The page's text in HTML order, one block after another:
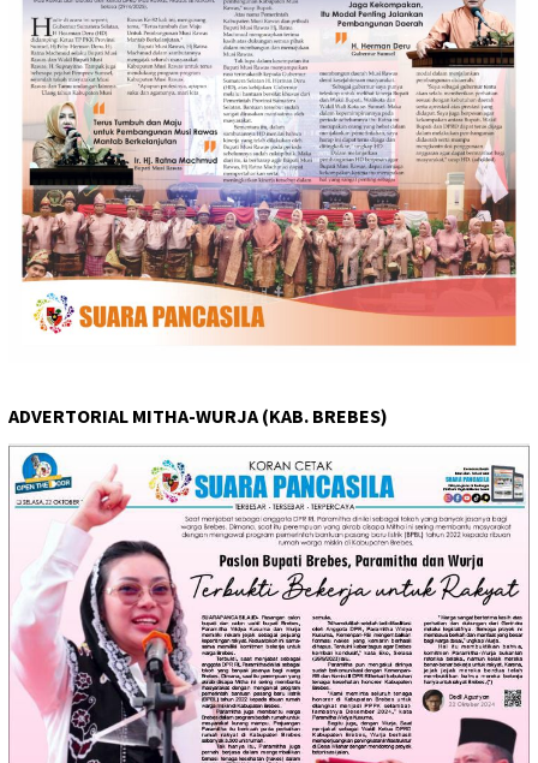
ADVERTORIAL MITHA-WURJA (KAB. BREBES)